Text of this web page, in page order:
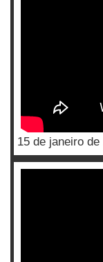
15 de janeiro